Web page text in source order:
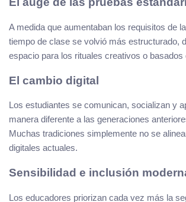
A medida que aumentaban los requisitos de
tiempo de clase se volvió más estructurado,
espacio para los rituales creativos o basados
El cambio digital
Los estudiantes se comunican, socializan y
manera diferente a las generaciones
Muchas tradiciones simplemente no se
digitales actuales.
Sensibilidad e inclusión
Los educadores priorizan cada vez más la